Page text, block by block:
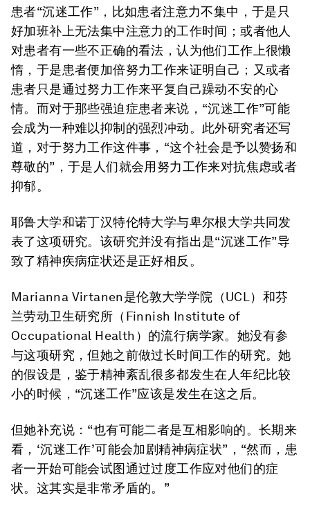
患者“沉迷工作”，比如患者注意力不集中，于是只
好加班补上无法集中注意力的工作时间；或者他人
对患者有一些不正确的看法，认为他们工作上很懒
惰，于是患者便加倍努力工作来证明自己；又或者
患者只是通过努力工作来平复自己躁动不安的心
情。而对于那些强迫症患者来说，“沉迷工作”可能
会成为一种难以抑制的强烈冲动。此外研究者还写
道，对于努力工作这件事，“这个社会是予以赞扬和
尊敬的”，于是人们就会用努力工作来对抗焦虑或者
抑郁。
耶鲁大学和诺丁汉特伦特大学与卑尔根大学共同发
表了这项研究。该研究并没有指出是“沉迷工作”导
致了精神疾病症状还是正好相反。
Marianna Virtanen是伦敦大学学院（UCL）和芬
兰劳动卫生研究所（Finnish Institute of
Occupational Health）的流行病学家。她没有参
与这项研究，但她之前做过长时间工作的研究。她
的假设是，鉴于精神紊乱很多都发生在人年纪比较
小的时候，“沉迷工作”应该是发生在这之后。
但她补充说：“也有可能二者是互相影响的。长期来
看，‘沉迷工作’可能会加剧精神病症状”，“然而，患
者一开始可能会试图通过过度工作应对他们的症
状。这其实是非常矛盾的。”